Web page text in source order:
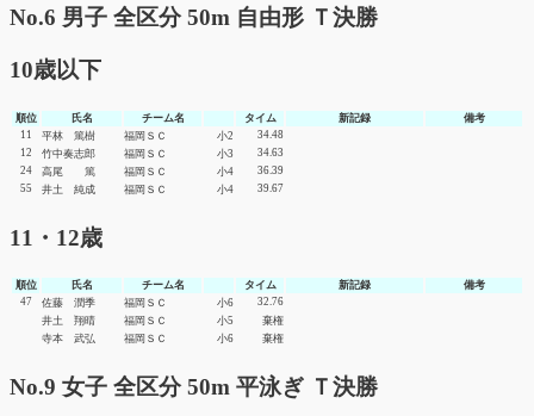
No.6 男子 全区分 50m 自由形 Ｔ決勝
10歳以下
順位 氏名 チーム名 タイム 新記録
備考
11
平林 篤樹 福岡ＳＣ 小2
34.48
12
竹中奏志郎 福岡ＳＣ 小3
34.63
24
高尾 篤 福岡ＳＣ 小4
36.39
55
井土 純成 福岡ＳＣ 小4 39.67
11・12歳
順位 氏名 チーム名 タイム 新記録
備考
47
佐藤 潤季 福岡ＳＣ 小6
32.76
井土 翔晴
福岡ＳＣ 小5
棄権
寺本 武弘
福岡ＳＣ 小6 棄権
No.9 女子 全区分 50m 平泳ぎ Ｔ決勝